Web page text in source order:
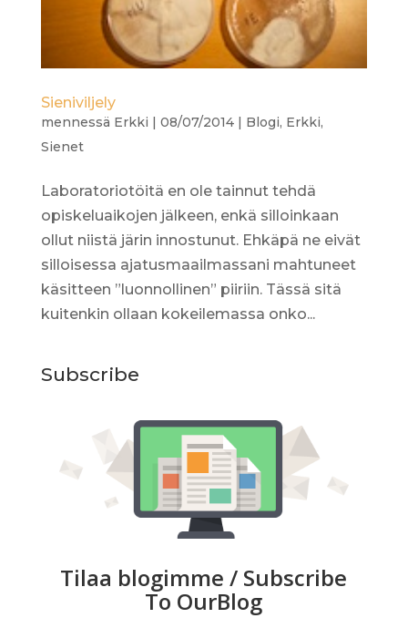
Sieniviljely
mennessä Erkki | 08/07/2014| Blogi, Erkki,
Sienet
Laboratoriotöitä en ole tainnut tehdä
opiskeluaikojen jälkeen, enkä silloinkaan
ollut niistä järin innostunut. Ehkäpä ne eivät
silloisessa ajatusmaailmassani mahtuneet
käsitteen ”luonnollinen” piiriin. Tässä sitä
kuitenkin ollaan kokeilemassa onko...
Subscribe
Tilaa blogimme / Subscribe
To OurBlog